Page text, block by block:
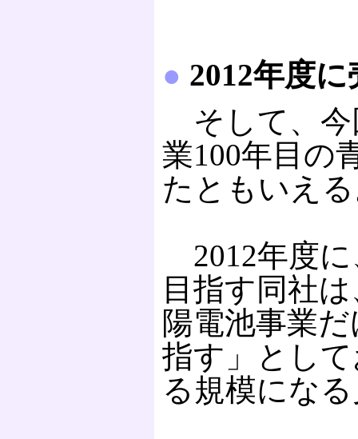
● 2012年度
そして、今
業100年目の
たともいえ
2012年度に
目指す同社
陽電池事業
指す」とし
る規模にな